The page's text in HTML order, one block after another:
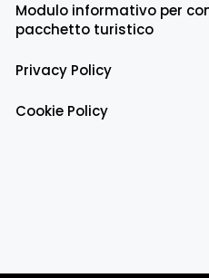
Modulo informativo per
pacchetto turistico
Privacy Policy
Cookie Policy